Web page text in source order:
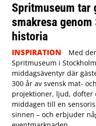
Spritmuseum tar
smakresa
historia
INSPIRATION
Med
Spritmuseum i
middagsäventyr där
300 år av svensk mat-
projektioner, ljud, dofter
middagen till en
sinnen – och erbjuder